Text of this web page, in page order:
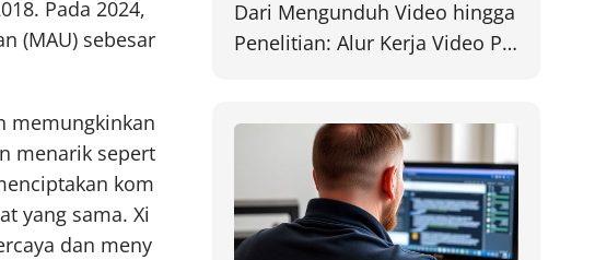
Pada 2024,
(MAU) sebesar
memungkinkan
menarik sepert
kom
yang sama. Xi
dan meny
Dari Mengunduh Video hingga
Penelitian: Alur Kerja Video Pr